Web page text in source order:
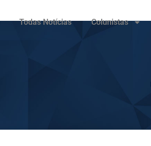
Todas Notícias Colunistas